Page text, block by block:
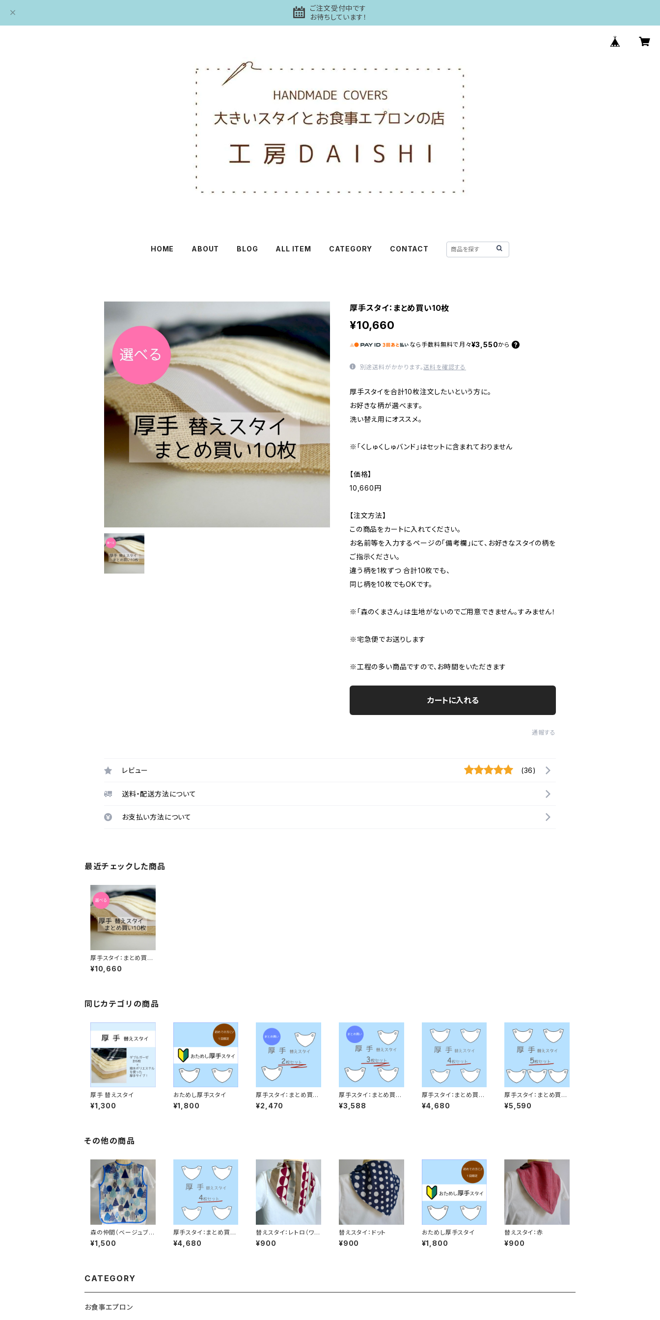
ご注文受付中です
お待ちしています！
HOME ABOUT BLOG ALL ITEM CATEGORY CONTACT
厚手スタイ：まとめ買い10枚
¥10,660
なら 手数料無料で 月々¥3,550から
別途送料がかかります。送料を確認する
厚手スタイを合計10枚注文したいという方に。
お好きな柄が選べます。
洗い替え用にオススメ。
※「くしゅくしゅバンド」はセットに含まれておりません
【価格】
10,660円
【注文方法】
この商品をカートに入れてください。
お名前等を入力するページの「備考欄」にて、お好きなスタイの柄を
ご指示ください。
違う柄を1枚ずつ 合計10枚でも、
同じ柄を10枚でもOKです。
※「森のくまさん」は生地がないのでご用意できません。すみません！
※宅急便でお送りします
※工程の多い商品ですので、お時間をいただきます
カートに入れる
通報する
レビュー (36)
送料・配送方法について
お支払い方法について
最近チェックした商品
厚手スタイ：まとめ買い
10枚
¥10,660
同じカテゴリの商品
厚手 替えスタイ
¥1,300
おためし厚手スタイ
¥1,800
厚手スタイ：まとめ買い
2枚
¥2,470
厚手スタイ：まとめ買い
3枚
¥3,588
厚手スタイ：まとめ買い
4枚
¥4,680
厚手スタイ：まとめ買い
5枚
¥5,590
その他の商品
森の仲間（ベージュブル
ー）
¥1,500
厚手スタイ：まとめ買い
4枚
¥4,680
替えスタイ：レトロ（ワイ
ン）
¥900
替えスタイ：ドット
¥900
おためし厚手スタイ
¥1,800
替えスタイ：赤
¥900
CATEGORY
お食事エプロン